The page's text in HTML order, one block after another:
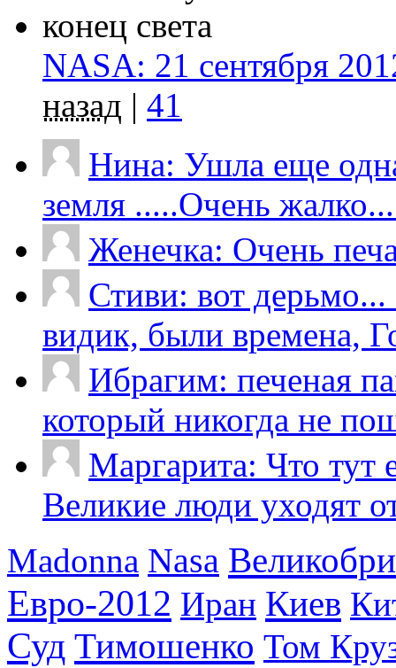
NASA: 21 сентября
назад | 41
Нина: Ушла еще
земля .....Очень
Женечка: Очень
Стиви: вот
видик, были времена,
Ибрагим: печеная
который никогда не
Маргарита: Что
Великие люди уходят
Madonna Nasa
Евро-2012 Иран Киев
Суд Тимошенко Том